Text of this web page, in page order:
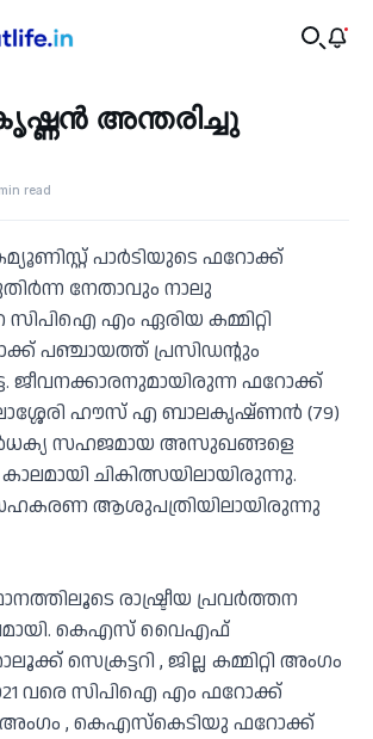
അന്തരിച്ചു
read
പാർടിയുടെ ഫറോക്ക്
നേതാവും നാലു
സിപിഐ എം ഏരിയ കമ്മിറ്റി
പഞ്ചായത്ത് പ്രസിഡൻ്റും
ജീവനക്കാരനുമായിരുന്ന ഫറോക്ക്
ഹൗസ് എ ബാലകൃഷ്ണൻ (79)
സഹജമായ അസുഖങ്ങളെ
ചികിത്സയിലായിരുന്നു.
ആശുപത്രിയിലായിരുന്നു
രാഷ്ട്രീയ പ്രവർത്തന
കെഎസ് വൈഎഫ്
സെക്രട്ടറി , ജില്ല കമ്മിറ്റി അംഗം
വരെ സിപിഐ എം ഫറോക്ക്
അംഗം , കെഎസ്കെടിയു ഫറോക്ക്